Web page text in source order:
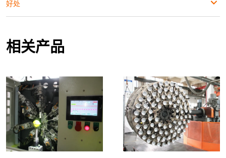
量、尺寸和形状均匀一致。这种一致性对于比赛的公平性和球的
可预测性至关重要，从而提升了比赛的整体乐趣。
员的喜爱。其空心结构和特殊塑料配方，赋予了球体柔软而灵敏
的触感，击球时发出令人愉悦的“砰”的一声。这种弹性和手感提
升了球的整体可玩性，并能提升球员的体验。
定制：滚塑泡菜球可以根据特定要求或偏好进行定制。制造商
可以调整塑料配方、外壳厚度和其他因素，打造具有不同弹性特
性、耐用性和美观外观的球。这种定制程度使球员能够根据自己
的比赛风格和偏好选择最合适的球。
好处
繁使用的严苛考验，并长时间保持良好状态。这减少了频繁更换
的需求，为球员节省了资金，并减少了浪费。
球路。这可以提升比赛的整体乐趣，并为球员带来更具竞争力和
更愉悦的体验。
审美诉求：
滚塑泡菜球可以生产出各种颜色、图案和设计。这
种美学设计可以使球更具视觉冲击力，并增强比赛的整体氛围。
相关产品